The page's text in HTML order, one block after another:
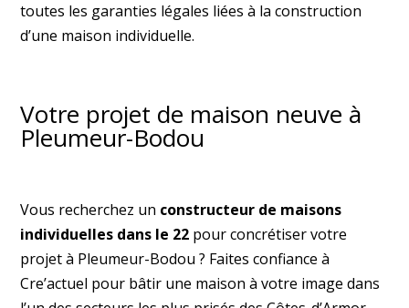
toutes les garanties légales liées à la construction
d’une maison individuelle.
Votre projet de maison neuve à
Pleumeur-Bodou
Vous recherchez un constructeur de maisons
individuelles dans le 22 pour concrétiser votre
projet à Pleumeur-Bodou ? Faites confiance à
Cre’actuel pour bâtir une maison à votre image dans